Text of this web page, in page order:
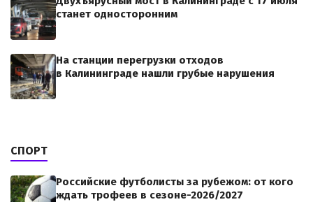
станет односторонним
На станции перегрузки отходов
в Калининграде нашли грубые нарушения
СПОРТ
Российские футболисты за рубежом: от кого
ждать трофеев в сезоне-2026/2027